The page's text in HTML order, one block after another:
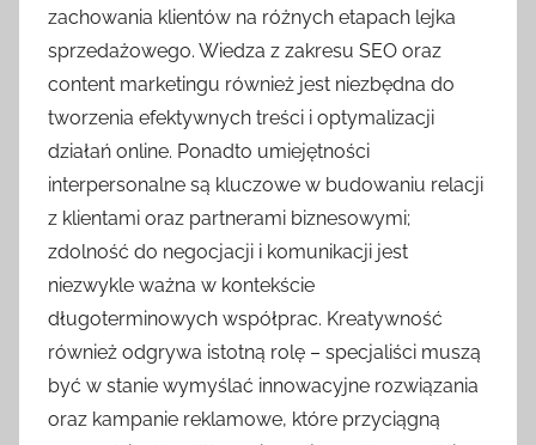
zachowania klientów na różnych etapach lejka
sprzedażowego. Wiedza z zakresu SEO oraz
content marketingu również jest niezbędna do
tworzenia efektywnych treści i optymalizacji
działań online. Ponadto umiejętności
interpersonalne są kluczowe w budowaniu relacji
z klientami oraz partnerami biznesowymi;
zdolność do negocjacji i komunikacji jest
niezwykle ważna w kontekście
długoterminowych współprac. Kreatywność
również odgrywa istotną rolę – specjaliści muszą
być w stanie wymyślać innowacyjne rozwiązania
oraz kampanie reklamowe, które przyciągną